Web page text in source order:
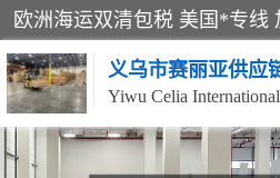
义乌市赛丽亚供应